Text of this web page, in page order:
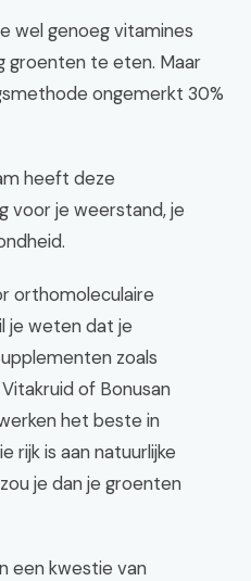
wel genoeg vitamines
groenten te eten. Maar
ongemerkt 30%
heeft deze
voor je weerstand, je
orthomoleculaire
je weten dat je
zoals
of Bonusan
het beste in
rijk is aan natuurlijke
je dan je groenten
een kwestie van